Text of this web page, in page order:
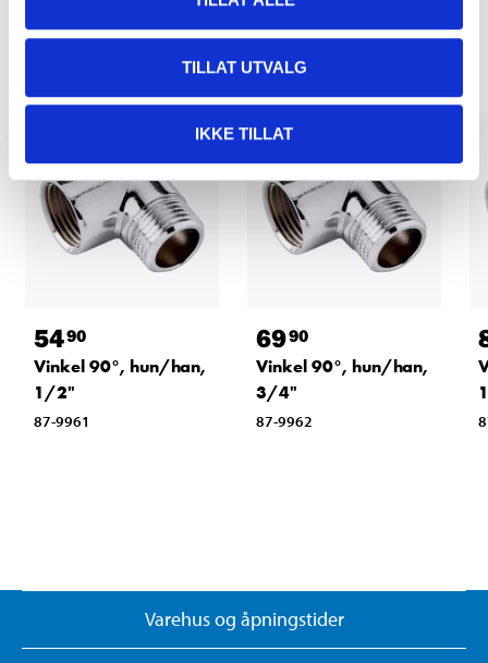
TILLAT UTVALG
IKKE TILLAT
Relaterte produkter
5490
Vinkel 90°, hun/han,
1/2"
87-9961
6990
Vinkel 90°, hun/han,
3/4"
87-9962
Varehus og åpningstider